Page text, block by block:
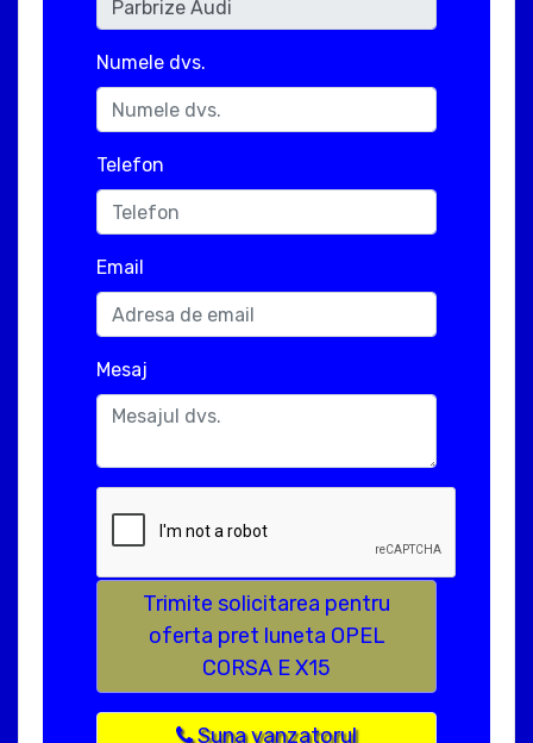
Numele dvs.
Telefon
Email
Mesaj
Trimite solicitarea pentru
oferta pret luneta OPEL
CORSA E X15
Suna vanzatorul